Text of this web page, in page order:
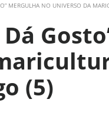
MERGULHA NO UNIVERSO DA
(5)